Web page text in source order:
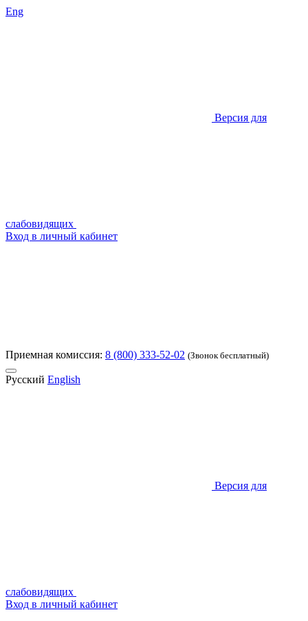
Eng
Версия для
слабовидящих
Вход в личный кабинет
Приемная комиссия: 8 (800) 333-52-02 (Звонок бесплатный)
Русский English
Версия для
слабовидящих
Вход в личный кабинет